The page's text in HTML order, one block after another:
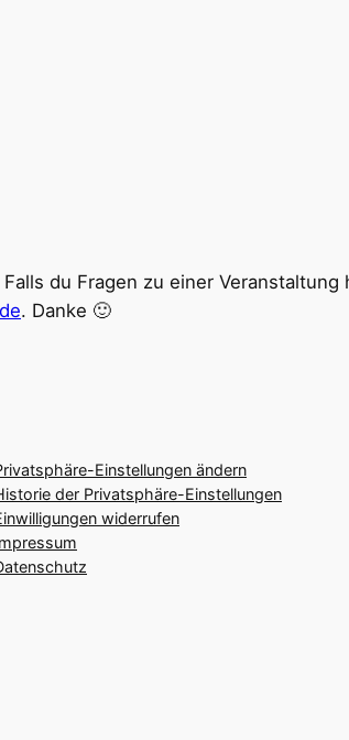
du Fragen zu einer
. Danke 🙂
Einstellungen ändern
der Privatsphäre-Einstellungen
widerrufen